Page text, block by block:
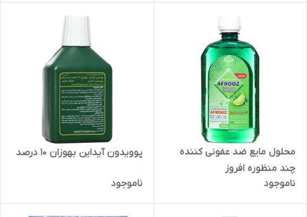
محلول مایع ضد عفونی کننده
چند منظوره افروز
ناموجود
پوویدون آیداین بهوزان 10 درصد
ناموجود